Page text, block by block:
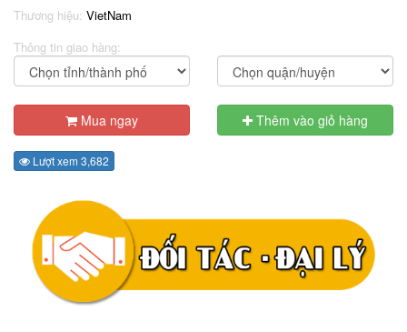
Thương hiệu: VietNam
Thông tin giao hàng:
Mua ngay Thêm vào giỏ hàng
Lượt xem 3,682